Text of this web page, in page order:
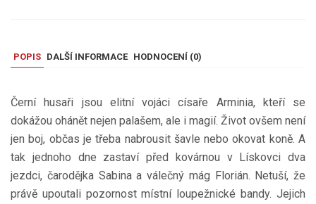
POPIS DALŠÍ INFORMACE HODNOCENÍ (0)
Černí husaři jsou elitní vojáci císaře Arminia, kteří se
dokážou ohánět nejen palašem, ale i magií. Život ovšem není
jen boj, občas je třeba nabrousit šavle nebo okovat koně. A
tak jednoho dne zastaví před kovárnou v Lískovci dva
jezdci, čarodějka Sabina a válečný mág Florián. Netuší, že
právě upoutali pozornost místní loupežnické bandy. Jejich